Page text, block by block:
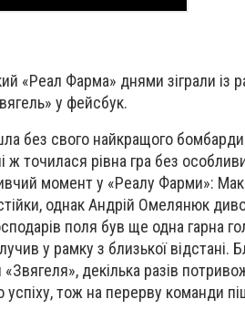
«Реал Фарма» днями зіграли із
у фейсбук.
без свого найкращого
точилася рівна гра без
момент у «Реалу Фарми»:
однак Андрій Омелянюк
поля був ще одна гарна
у рамку з близької відстані.
декілька разів
тож на перерву команди